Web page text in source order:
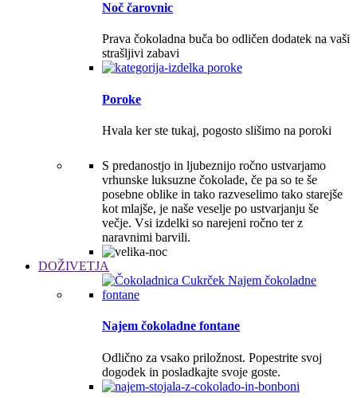
Noč čarovnic
Prava čokoladna buča bo odličen dodatek na vaši
strašljivi zabavi
Poroke
Hvala ker ste tukaj, pogosto slišimo na poroki
S predanostjo in ljubeznijo ročno ustvarjamo
vrhunske luksuzne čokolade, če pa so te še
posebne oblike in tako razveselimo tako starejše
kot mlajše, je naše veselje po ustvarjanju še
večje. Vsi izdelki so narejeni ročno ter z
naravnimi barvili.
DOŽIVETJA
Najem čokoladne fontane
Odlično za vsako priložnost. Popestrite svoj
dogodek in posladkajte svoje goste.